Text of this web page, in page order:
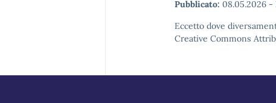
Pubblicato: 08.05.2026 -
Eccetto dove
Creative Commons